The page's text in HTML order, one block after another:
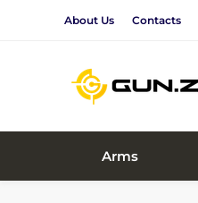
About Us Contacts
Arms